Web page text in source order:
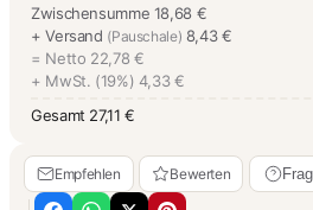
Zwischensumme 18,68 €
+ Versand (Pauschale) 8,43 €
= Netto 22,78 €
+ MwSt. (19%) 4,33 €
Gesamt 27,11 €
Empfehlen Bewerten